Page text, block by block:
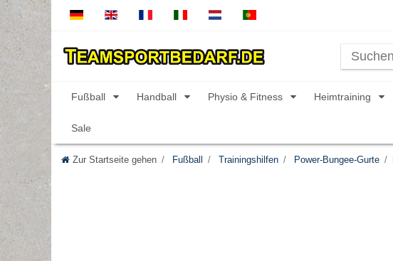
Fußball Handball Physio & Fitness Heimtraining
Sale
Zur Startseite gehen Fußball Trainingshilfen Power-Bungee-Gurte